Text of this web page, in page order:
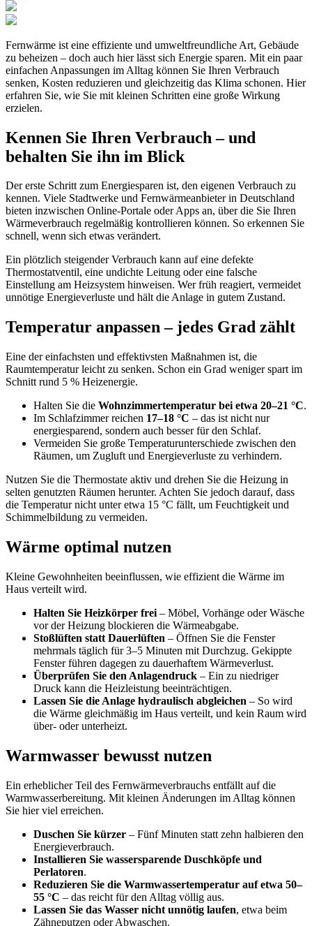
Fernwärme ist eine effiziente und umweltfreundliche Art, Gebäude
zu beheizen – doch auch hier lässt sich Energie sparen. Mit ein paar
einfachen Anpassungen im Alltag können Sie Ihren Verbrauch
senken, Kosten reduzieren und gleichzeitig das Klima schonen. Hier
erfahren Sie, wie Sie mit kleinen Schritten eine große Wirkung
erzielen.
Kennen Sie Ihren Verbrauch – und
behalten Sie ihn im Blick
Der erste Schritt zum Energiesparen ist, den eigenen Verbrauch zu
kennen. Viele Stadtwerke und Fernwärmeanbieter in Deutschland
bieten inzwischen Online-Portale oder Apps an, über die Sie Ihren
Wärmeverbrauch regelmäßig kontrollieren können. So erkennen Sie
schnell, wenn sich etwas verändert.
Ein plötzlich steigender Verbrauch kann auf eine defekte
Thermostatventil, eine undichte Leitung oder eine falsche
Einstellung am Heizsystem hinweisen. Wer früh reagiert, vermeidet
unnötige Energieverluste und hält die Anlage in gutem Zustand.
Temperatur anpassen – jedes Grad zählt
Eine der einfachsten und effektivsten Maßnahmen ist, die
Raumtemperatur leicht zu senken. Schon ein Grad weniger spart im
Schnitt rund 5 % Heizenergie.
Halten Sie die Wohnzimmertemperatur bei etwa 20–21 °C.
Im Schlafzimmer reichen 17–18 °C – das ist nicht nur
energiesparend, sondern auch besser für den Schlaf.
Vermeiden Sie große Temperaturunterschiede zwischen den
Räumen, um Zugluft und Energieverluste zu verhindern.
Nutzen Sie die Thermostate aktiv und drehen Sie die Heizung in
selten genutzten Räumen herunter. Achten Sie jedoch darauf, dass
die Temperatur nicht unter etwa 15 °C fällt, um Feuchtigkeit und
Schimmelbildung zu vermeiden.
Wärme optimal nutzen
Kleine Gewohnheiten beeinflussen, wie effizient die Wärme im
Haus verteilt wird.
Halten Sie Heizkörper frei – Möbel, Vorhänge oder Wäsche
vor der Heizung blockieren die Wärmeabgabe.
Stoßlüften statt Dauerlüften – Öffnen Sie die Fenster
mehrmals täglich für 3–5 Minuten mit Durchzug. Gekippte
Fenster führen dagegen zu dauerhaftem Wärmeverlust.
Überprüfen Sie den Anlagendruck – Ein zu niedriger
Druck kann die Heizleistung beeinträchtigen.
Lassen Sie die Anlage hydraulisch abgleichen – So wird
die Wärme gleichmäßig im Haus verteilt, und kein Raum wird
über- oder unterheizt.
Warmwasser bewusst nutzen
Ein erheblicher Teil des Fernwärmeverbrauchs entfällt auf die
Warmwasserbereitung. Mit kleinen Änderungen im Alltag können
Sie hier viel erreichen.
Duschen Sie kürzer – Fünf Minuten statt zehn halbieren den
Energieverbrauch.
Installieren Sie wassersparende Duschköpfe und
Perlatoren.
Reduzieren Sie die Warmwassertemperatur auf etwa 50–
55 °C – das reicht für den Alltag völlig aus.
Lassen Sie das Wasser nicht unnötig laufen, etwa beim
Zähneputzen oder Abwaschen.